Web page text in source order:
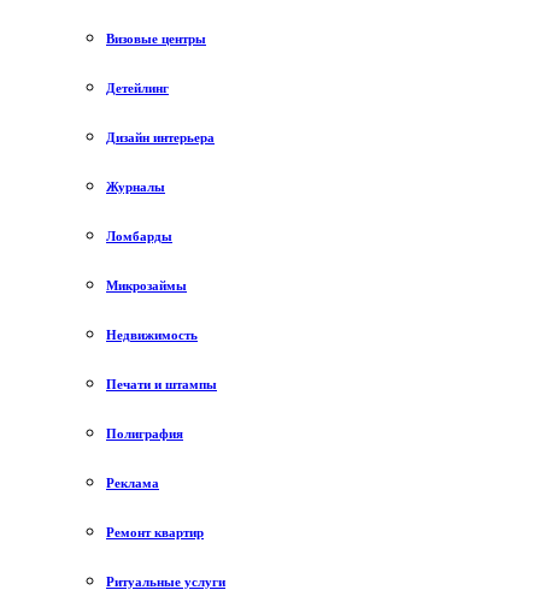
Визовые центры
Детейлинг
Дизайн интерьера
Журналы
Ломбарды
Микрозаймы
Недвижимость
Печати и штампы
Полиграфия
Реклама
Ремонт квартир
Ритуальные услуги